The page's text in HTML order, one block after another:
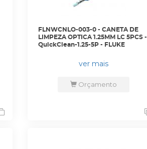
FLNWCNLO-003-0 - CANETA DE
LIMPEZA OPTICA 1.25MM LC 5PCS -
QuickClean-1.25-5P - FLUKE
ver mais
Orçamento